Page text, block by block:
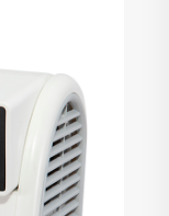
Visa mer >>